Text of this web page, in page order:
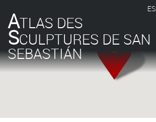
ATLAS DES
SCULPTURES DE SAN
SEBASTIÁN
ES